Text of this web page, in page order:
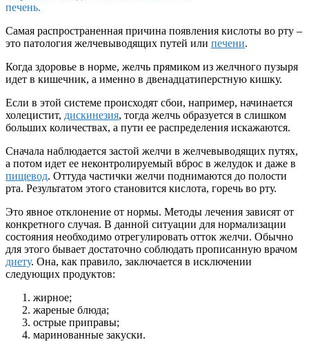
печень.
Самая распространенная причина появления кислоты во рту –
это патология желчевыводящих путей или печени.
Когда здоровье в норме, желчь прямиком из желчного пузыря
идет в кишечник, а именно в двенадцатиперстную кишку.
Если в этой системе происходят сбои, например, начинается
холецистит, дискинезия, тогда желчь образуется в слишком
больших количествах, а пути ее распределения искажаются.
Сначала наблюдается застой желчи в желчевыводящих путях,
а потом идет ее неконтролируемый вброс в желудок и даже в
пищевод. Оттуда частички желчи поднимаются до полости
рта. Результатом этого становится кислота, горечь во рту.
Это явное отклонение от нормы. Методы лечения зависят от
конкретного случая. В данной ситуации для нормализации
состояния необходимо отрегулировать отток желчи. Обычно
для этого бывает достаточно соблюдать прописанную врачом
диету. Она, как правило, заключается в исключении
следующих продуктов:
жирное;
жареные блюда;
острые приправы;
маринованные закуски.